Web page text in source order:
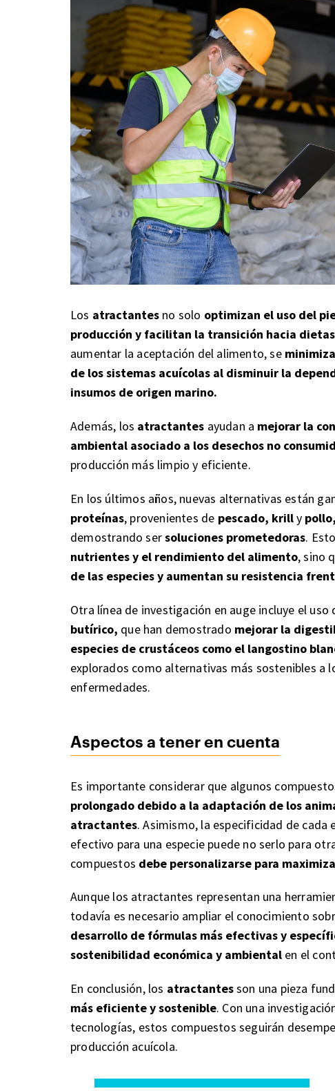
Los atractantesno solo optimizan el uso del
producción y facilitan la transición hacia
aumentar la aceptación del alimento, se
de los sistemas acuícolas al disminuir la
insumos de origen marino.
Además, los atractantes ayudan a mejorar la
ambiental asociado a los desechos no
producción más limpio y eficiente.
En los últimos años, nuevas alternativas están
proteínas, provenientes de pescado, krilly pollo,
demostrando sersoluciones prometedoras.
nutrientes y el rendimiento del alimento, sino
de las especies y aumentan su resistencia
Otra línea de investigación en auge incluye el uso
butírico, que han demostrado mejorar la
especies de crustáceos como el langostino
explorados como alternativas más sostenibles a
enfermedades.
Aspectos a tener en cuenta
Es importante considerar que algunos
prolongado debido a la adaptación de los
atractantes. Asimismo, la especificidad de cada
efectivo para una especie puede no serlo para
compuestos debe personalizarse para
Aunque los atractantes representan una
todavía es necesario ampliar el conocimiento
desarrollo de fórmulas más efectivas y
sostenibilidad económica y ambiental en el
En conclusión, los atractantesson una pieza
más eficiente y sostenible. Con una
tecnologías, estos compuestos seguirán
producción acuícola.